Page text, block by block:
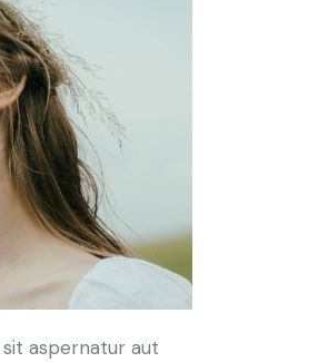
aspernatur aut